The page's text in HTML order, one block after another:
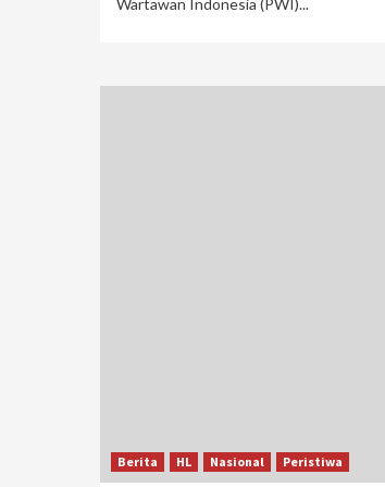
Wartawan Indonesia (PWI)...
Berita HL Nasional Peristiwa